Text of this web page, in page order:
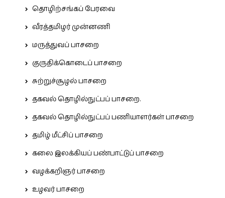
தொழிற்சங்கப் பேரவை
வீரத்தமிழர் முன்னணி
மருத்துவப் பாசறை
குருதிக்கொடைப் பாசறை
சுற்றுச்சூழல் பாசறை
தகவல் தொழில்நுட்பப் பாசறை.
தகவல் தொழில்நுட்பப் பணியாளர்கள் பாசறை
தமிழ் மீட்சிப் பாசறை
கலை இலக்கியப் பண்பாட்டுப் பாசறை
வழக்கறிஞர் பாசறை
உழவர் பாசறை